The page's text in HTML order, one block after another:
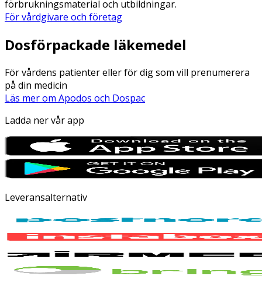
förbrukningsmaterial och utbildningar.
För vårdgivare och företag
Dosförpackade läkemedel
För vårdens patienter eller för dig som vill prenumerera
på din medicin
Läs mer om Apodos och Dospac
Ladda ner vår app
Leveransalternativ